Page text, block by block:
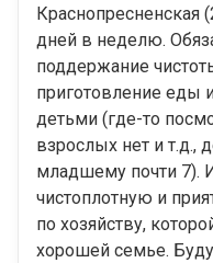
Краснопресненская
дней в неделю.
поддержание
приготовление еды
детьми (где-то
взрослых нет и т.д.,
младшему почти 7).
чистоплотную и
по хозяйству,
хорошей семье.